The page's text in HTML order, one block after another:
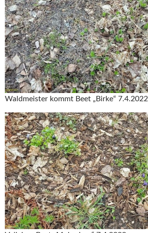
Waldmeister kommt Beet „Birke“ 7.4.2022